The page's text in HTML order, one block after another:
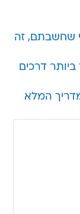
שחשבתם, זה
דרכים
המלא